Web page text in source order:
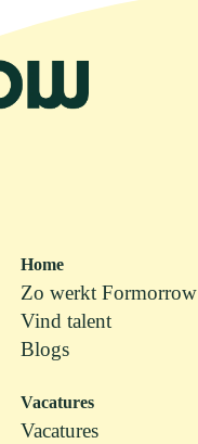
Home
Zo werkt Formorrow
Vind talent
Blogs
Vacatures
Vacatures